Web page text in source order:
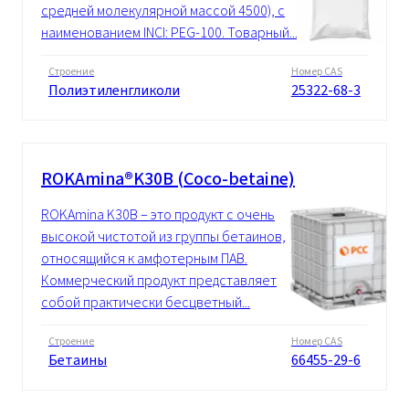
средней молекулярной массой 4500), с
наименованием INCI: PEG-100. Товарный...
Строение
Полиэтиленгликоли
Номер CAS
25322-68-3
ROKAmina®K30B (Coco-betaine)
ROKAmina K30B – это продукт с очень
высокой чистотой из группы бетаинов,
относящийся к амфотерным ПАВ.
Коммерческий продукт представляет
собой практически бесцветный...
Строение
Бетаины
Номер CAS
66455-29-6